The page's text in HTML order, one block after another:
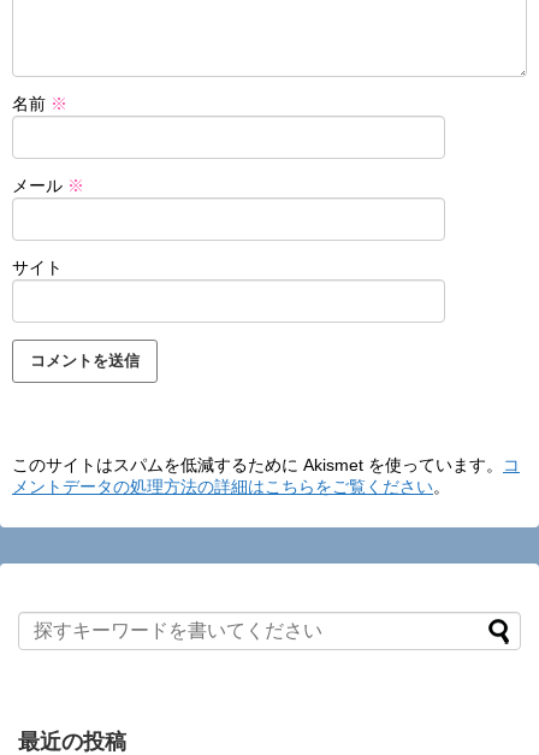
名前 ※
メール ※
サイト
このサイトはスパムを低減するために Akismet を使っています。
コ
メントデータの処理方法の詳細はこちらをご覧ください。
最近の投稿